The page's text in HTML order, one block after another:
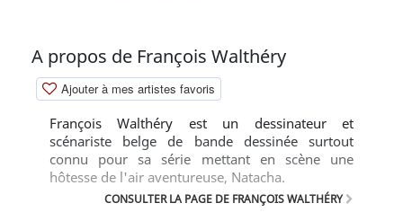
A propos de François Walthéry
Ajouter à mes artistes favoris
François Walthéry est un dessinateur et
scénariste belge de bande dessinée surtout
connu pour sa série mettant en scène une
hôtesse de l'air aventureuse, Natacha.
CONSULTER LA PAGE DE FRANÇOIS WALTHÉRY